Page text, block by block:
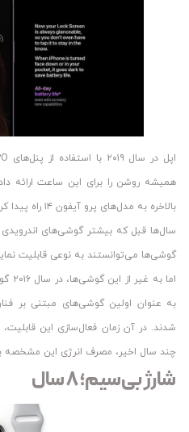
همیشه روشن را برای این ساعت ارائه
بالاخره به مدل‌های پرو آیفون ۱۴ راه پیدا کرده است.
گوشی‌ها می‌توانستند به نوعی قابلیت
به عنوان اولین گوشی‌های مبتنی بر
شدند. در آن زمان فعال‌سازی این قابلیت،
چند سال اخیر، مصرف انرژی این مشخصه
شارژ بی‌سیم؛ ۸ سال